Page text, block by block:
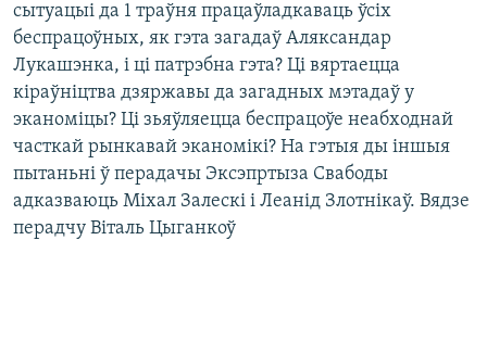
сытуацыі да 1 траўня працаўладкаваць ўсіх
беспрацоўных, як гэта загадаў Аляксандар
Лукашэнка, і ці патрэбна гэта? Ці вяртаецца
кіраўніцтва дзяржавы да загадных мэтадаў у
эканоміцы? Ці зьяўляецца беспрацоўе неабходнай
часткай рынкавай эканомікі? На гэтыя ды іншыя
пытаньні ў перадачы Эксэпртыза Свабоды
адказваюць Міхал Залескі і Леанід Злотнікаў. Вядзе
перадчу Віталь Цыганкоў